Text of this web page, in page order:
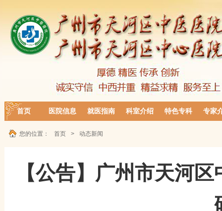
首页 医院信息 就医指南 科室介绍 特色专科 专家
您的位置： 首页 > 动态新闻
【公告】广州市天河